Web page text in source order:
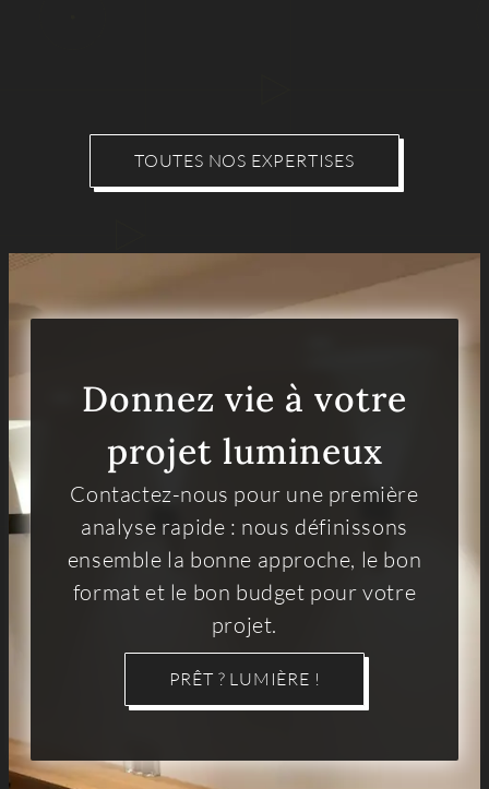
TOUTES NOS EXPERTISES
Donnez vie à votre
projet lumineux
Contactez-nous pour une première
analyse rapide : nous définissons
ensemble la bonne approche, le bon
format et le bon budget pour votre
projet.
PRÊT ? LUMIÈRE !